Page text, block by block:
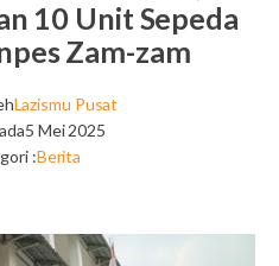
10 Unit Sepeda
Zam-zam
Lazismu Pusat
5 Mei 2025
:Berita